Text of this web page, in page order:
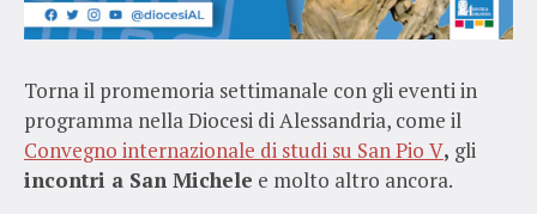
Torna il promemoria settimanale con gli eventi in
programma nella Diocesi di Alessandria, come il
Convegno internazionale di studi su San Pio V, gli
incontri a San Michele e molto altro ancora.